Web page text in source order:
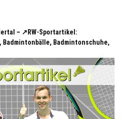
– ↗️RW-Sportartikel:
Badmintonschuhe,